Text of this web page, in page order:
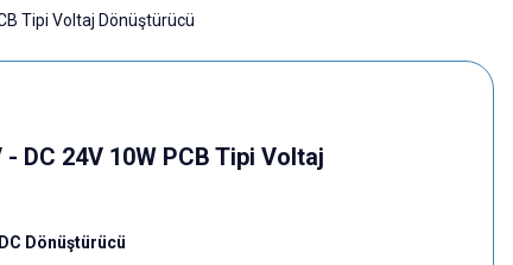
Tipi Voltaj Dönüştürücü
DC 24V 10W PCB Tipi Voltaj
Dönüştürücü